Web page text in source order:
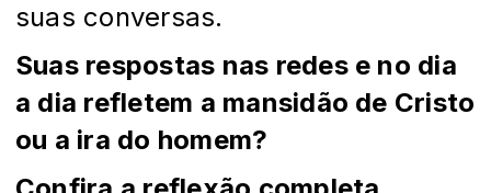
suas conversas.
Suas respostas nas redes e no dia
a dia refletem a mansidão de Cristo
ou a ira do homem?